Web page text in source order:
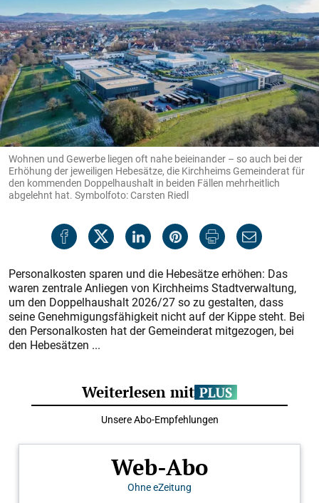
Wohnen und Gewerbe liegen oft nahe beieinander – so auch bei der
Erhöhung der jeweiligen Hebesätze, die Kirchheims Gemeinderat für
den kommenden Doppelhaushalt in beiden Fällen mehrheitlich
abgelehnt hat. Symbolfoto: Carsten Riedl
Personalkosten sparen und die Hebesätze erhöhen: Das
waren zentrale Anliegen von Kirchheims Stadtverwaltung,
um den Doppelhaushalt 2026/27 so zu gestalten, dass
seine Genehmigungsfähigkeit nicht auf der Kippe steht. Bei
den Personalkosten hat der Gemeinderat mitgezogen, bei
den Hebesätzen ...